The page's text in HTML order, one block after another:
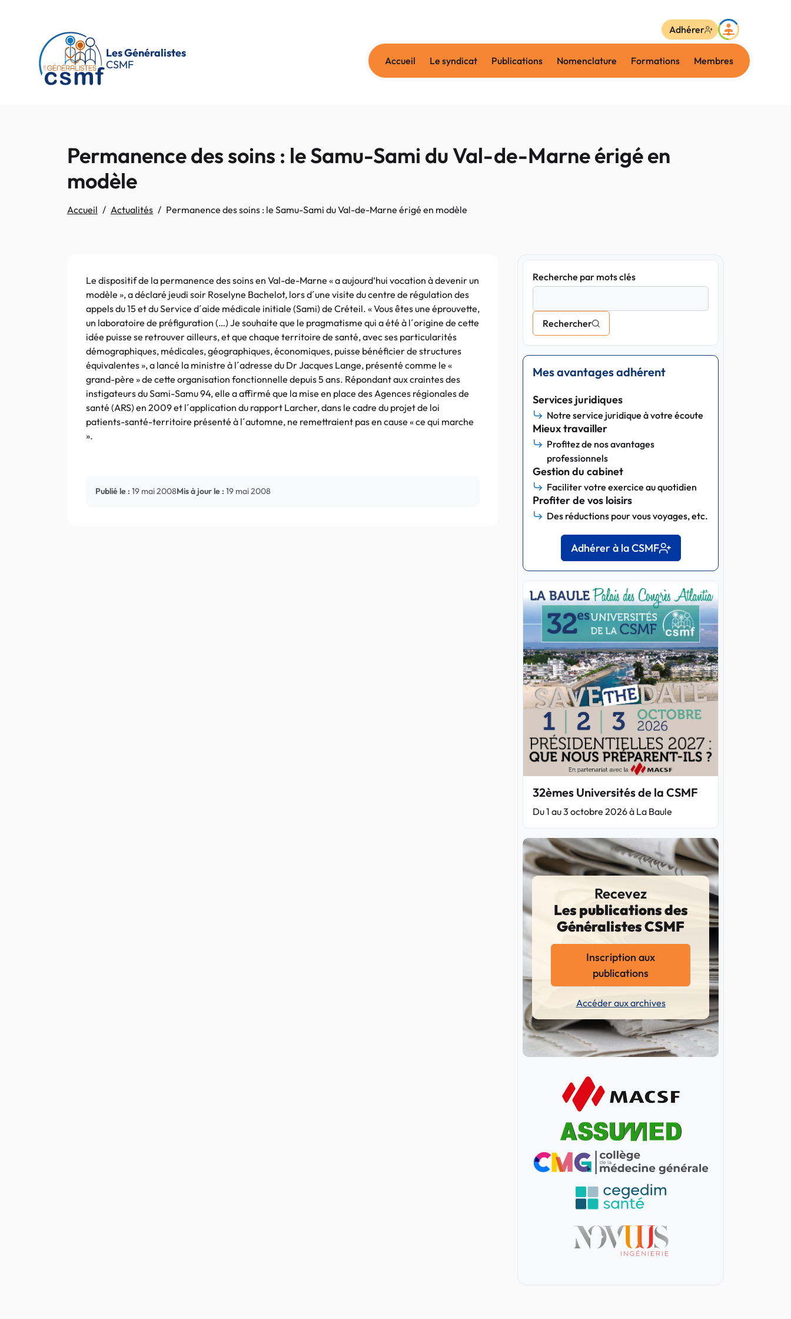
Les Généralistes
CSMF
Accueil Le syndicat Publications Nomenclature Formations Membres
Adhérer
Permanence des soins : le Samu-Sami du Val-de-Marne érigé en
modèle
Accueil Actualités Permanence des soins : le Samu-Sami du Val-de-Marne érigé en modèle
Le dispositif de la permanence des soins en Val-de-Marne « a aujourd‘hui vocation à devenir un
modèle », a déclaré jeudi soir Roselyne Bachelot, lors d´une visite du centre de régulation des
appels du 15 et du Service d´aide médicale initiale (Sami) de Créteil. « Vous êtes une éprouvette,
un laboratoire de préfiguration (…) Je souhaite que le pragmatisme qui a été à l´origine de cette
idée puisse se retrouver ailleurs, et que chaque territoire de santé, avec ses particularités
démographiques, médicales, géographiques, économiques, puisse bénéficier de structures
équivalentes », a lancé la ministre à l´adresse du Dr Jacques Lange, présenté comme le «
grand-père » de cette organisation fonctionnelle depuis 5 ans. Répondant aux craintes des
instigateurs du Sami-Samu 94, elle a affirmé que la mise en place des Agences régionales de
santé (ARS) en 2009 et l´application du rapport Larcher, dans le cadre du projet de loi
patients-santé-territoire présenté à l´automne, ne remettraient pas en cause « ce qui marche
».
Publié le : 19 mai 2008Mis à jour le : 19 mai 2008
Recherche par mots clés
Rechercher
Mes avantages adhérent
Services juridiques
Notre service juridique à votre écoute
Mieux travailler
Profitez de nos avantages
professionnels
Gestion du cabinet
Faciliter votre exercice au quotidien
Profiter de vos loisirs
Des réductions pour vous voyages, etc.
Adhérer à la CSMF
32èmes Universités de la CSMF
Du 1 au 3 octobre 2026 à La Baule
Recevez
Les publications des
Généralistes CSMF
Inscription aux
publications
Accéder aux archives